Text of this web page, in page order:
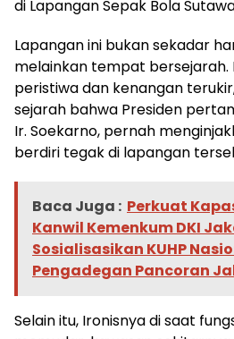
di Lapangan Sepak Bola
Lapangan ini bukan sekadar
melainkan tempat bersejarah.
peristiwa dan kenangan
sejarah bahwa Presiden
Ir. Soekarno, pernah
berdiri tegak di lapangan
Baca Juga : Perkuat
Kanwil Kemenkum DKI
Sosialisasikan KUHP
Pengadegan Pancoran
Selain itu, Ironisnya di saat